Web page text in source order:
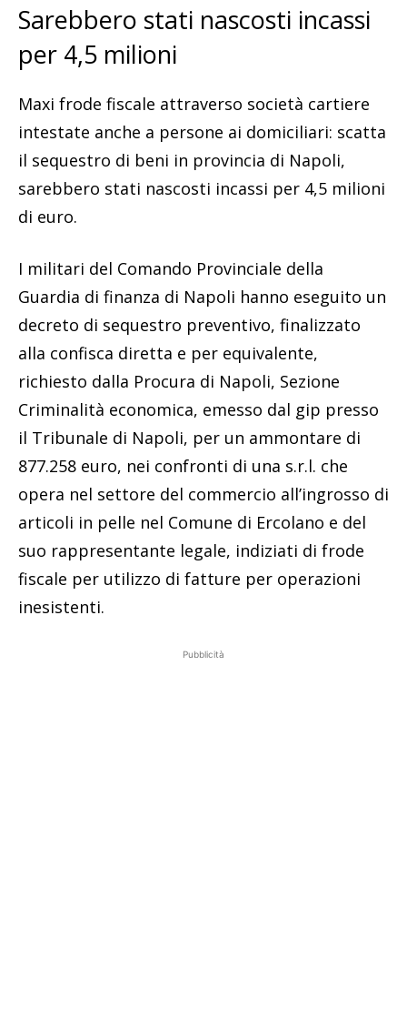
Sarebbero stati nascosti incassi
per 4,5 milioni
Maxi frode fiscale attraverso società cartiere
intestate anche a persone ai domiciliari: scatta
il sequestro di beni in provincia di Napoli,
sarebbero stati nascosti incassi per 4,5 milioni
di euro.
I militari del Comando Provinciale della
Guardia di finanza di Napoli hanno eseguito un
decreto di sequestro preventivo, finalizzato
alla confisca diretta e per equivalente,
richiesto dalla Procura di Napoli, Sezione
Criminalità economica, emesso dal gip presso
il Tribunale di Napoli, per un ammontare di
877.258 euro, nei confronti di una s.r.l. che
opera nel settore del commercio all’ingrosso di
articoli in pelle nel Comune di Ercolano e del
suo rappresentante legale, indiziati di frode
fiscale per utilizzo di fatture per operazioni
inesistenti.
Pubblicità